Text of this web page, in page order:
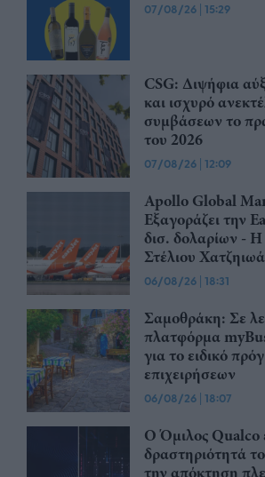
07/08/26 | 15:29
CSG: Διψήφια
και ισχυρό
συμβάσεων το
του 2026
07/08/26 | 12:09
Apollo Global
Εξαγοράζει την
δισ. δολαρίων -
Στέλιου
06/08/26 | 18:31
Σαμοθράκη: Σε
πλατφόρμα
για το ειδικό
επιχειρήσεων
06/08/26 | 18:07
Ο Όμιλος Qualco
δραστηριότητά